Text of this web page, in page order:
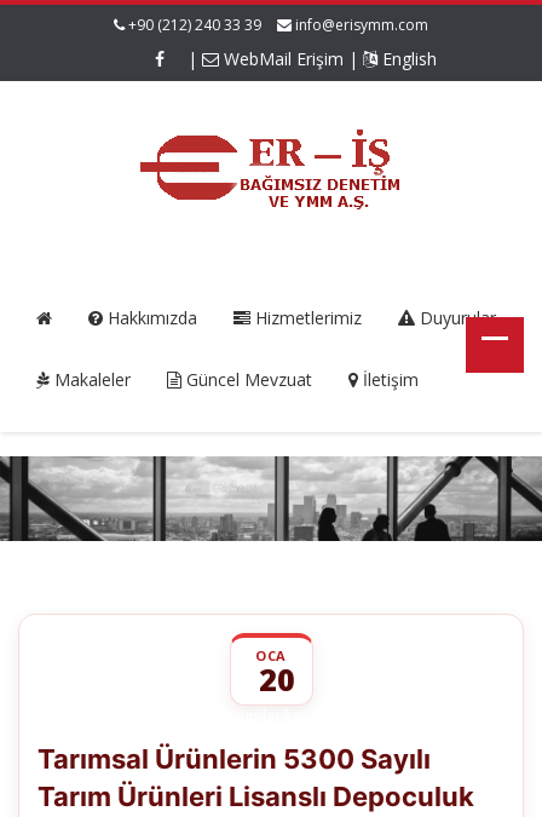
+90 (212) 240 33 39 info@erisymm.com
| WebMail Erişim | English
Hakkımızda Hizmetlerimiz Duyurular
Makaleler Güncel Mevzuat İletişim
OCA
20
5300
Sayılı
Tarım
Tarımsal Ürünlerin 5300 Sayılı
Tarım Ürünleri Lisanslı Depoculuk